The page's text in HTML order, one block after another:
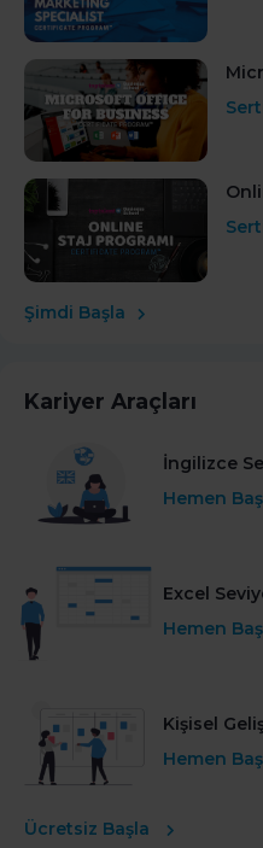
Şimdi Başla
Kariyer Araçları
İngilizce
Hemen
Excel
Hemen
Kişisel
Hemen
Ücretsiz Başla